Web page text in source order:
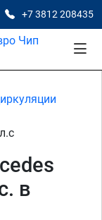
+7 3812 208435
в